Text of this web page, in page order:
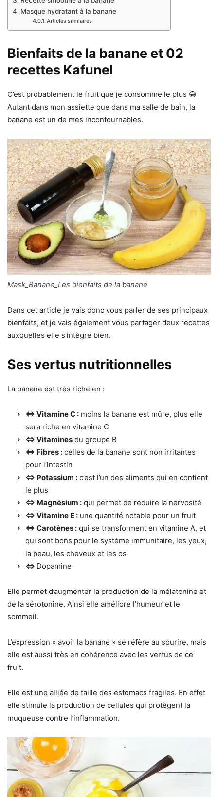
Masque hydratant à la banane
Articles similaires
Bienfaits de la banane et 02
recettes Kafunel
C’est probablement le fruit que je consomme le plus 😁
Autant dans mon assiette que dans ma salle de bain, la
banane est un de mes incontournables.
Mask_Banane_Les bienfaits de la banane
Dans cet article je vais donc vous parler de ses principaux
bienfaits, et je vais également vous partager deux recettes
auxquelles elle s’intègre bien.
Ses vertus nutritionnelles
La banane est très riche en :
⇔ Vitamine C : moins la banane est mûre, plus elle
sera riche en vitamine C
⇔ Vitamines du groupe B
⇔ Fibres : celles de la banane sont non irritantes
pour l’intestin
⇔ Potassium : c’est l’un des aliments qui en contient
le plus
⇔ Magnésium : qui permet de réduire la nervosité
⇔ Vitamine E : une quantité notable pour un fruit
⇔ Carotènes : qui se transforment en vitamine A, et
qui sont bons pour le système immunitaire, les yeux,
la peau, les cheveux et les os
⇔ Dopamine
Elle permet d’augmenter la production de la mélatonine et
de la sérotonine. Ainsi elle améliore l’humeur et le
sommeil.
L’expression « avoir la banane » se réfère au sourire, mais
elle est aussi très en cohérence avec les vertus de ce
fruit.
Elle est une alliée de taille des estomacs fragiles. En effet
elle stimule la production de cellules qui protègent la
muqueuse contre l’inflammation.